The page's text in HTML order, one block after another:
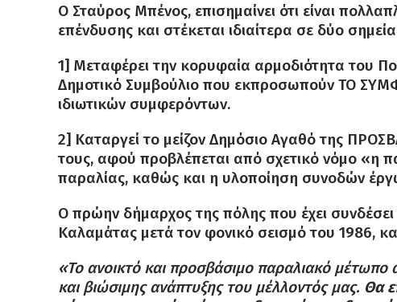
Ο Σταύρος Μπένος, επισημαίνει ότι είναι
επένδυσης και στέκεται ιδιαίτερα σε δύο
1] Μεταφέρει την κορυφαία αρμοδιότητα του
Δημοτικό Συμβούλιο που εκπροσωπούν ΤΟ
ιδιωτικών συμφερόντων.
2] Καταργεί το μείζον Δημόσιο Αγαθό της
τους, αφού προβλέπεται από σχετικό νόμο «η
παραλίας, καθώς και η υλοποίηση συνοδών
Ο πρώην δήμαρχος της πόλης που έχει
Καλαμάτας μετά τον φονικό σεισμό του 1986,
«Το ανοικτό και προσβάσιμο παραλιακό μέτωπο
και βιώσιμης ανάπτυξης του μέλλοντός μας. Θα